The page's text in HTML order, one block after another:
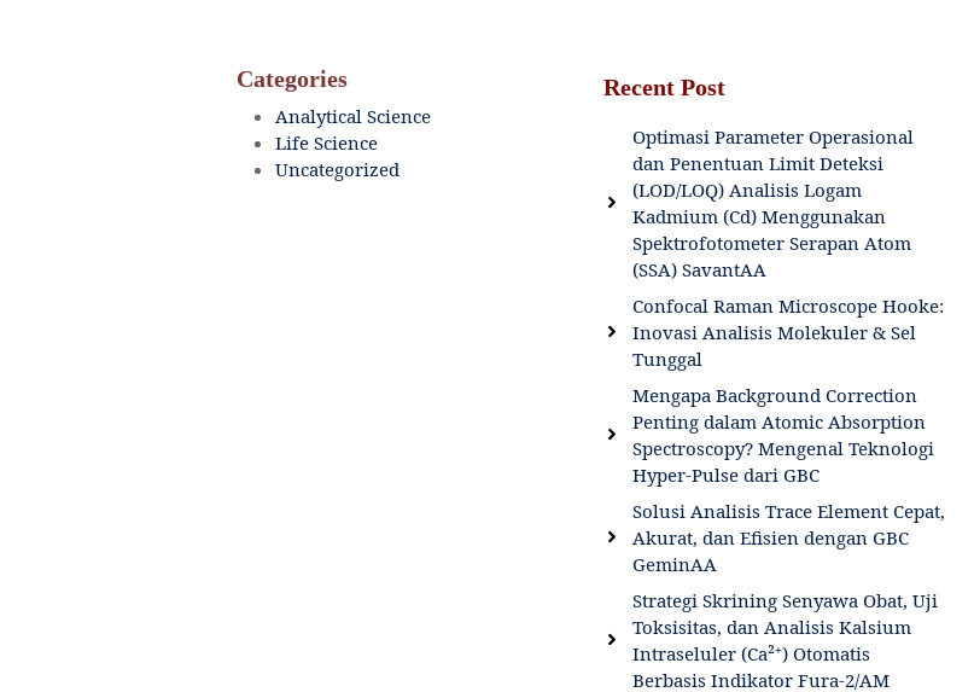
Categories
Analytical Science
Life Science
Uncategorized
Recent Post
Optimasi Parameter Operasional
dan Penentuan Limit Deteksi
(LOD/LOQ) Analisis Logam
Kadmium (Cd) Menggunakan
Spektrofotometer Serapan Atom
(SSA) SavantAA
Confocal Raman Microscope Hooke:
Inovasi Analisis Molekuler & Sel
Tunggal
Mengapa Background Correction
Penting dalam Atomic Absorption
Spectroscopy? Mengenal Teknologi
Hyper-Pulse dari GBC
Solusi Analisis Trace Element Cepat,
Akurat, dan Efisien dengan GBC
GeminAA
Strategi Skrining Senyawa Obat, Uji
Toksisitas, dan Analisis Kalsium
Intraseluler (Ca²⁺) Otomatis
Berbasis Indikator Fura-2/AM